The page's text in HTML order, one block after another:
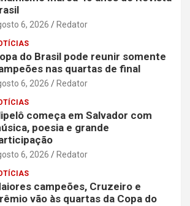
6, 2026 Redator
do Brasil pode reunir somente
nas quartas de final
6, 2026 Redator
começa em Salvador com
poesia e grande
6, 2026 Redator
campeões, Cruzeiro e
vão às quartas da Copa do